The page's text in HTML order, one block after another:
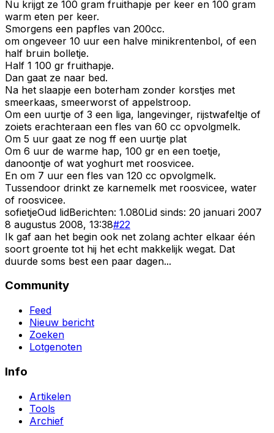
Nu krijgt ze 100 gram fruithapje per keer en 100 gram
warm eten per keer.
Smorgens een papfles van 200cc.
om ongeveer 10 uur een halve minikrentenbol, of een
half bruin bolletje.
Half 1 100 gr fruithapje.
Dan gaat ze naar bed.
Na het slaapje een boterham zonder korstjes met
smeerkaas, smeerworst of appelstroop.
Om een uurtje of 3 een liga, langevinger, rijstwafeltje of
zoiets erachteraan een fles van 60 cc opvolgmelk.
Om 5 uur gaat ze nog ff een uurtje plat
Om 6 uur de warme hap, 100 gr en een toetje,
danoontje of wat yoghurt met roosvicee.
En om 7 uur een fles van 120 cc opvolgmelk.
Tussendoor drinkt ze karnemelk met roosvicee, water
of roosvicee.
sofietjeOud lidBerichten: 1.080Lid sinds: 20 januari 2007
8 augustus 2008, 13:38#22
Ik gaf aan het begin ook net zolang achter elkaar één
soort groente tot hij het echt makkelijk wegat. Dat
duurde soms best een paar dagen...
Community
Feed
Nieuw bericht
Zoeken
Lotgenoten
Info
Artikelen
Tools
Archief